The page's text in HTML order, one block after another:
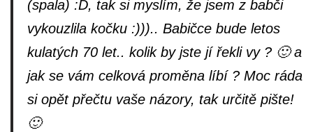
(spala) :D, tak si myslím, že jsem z babči
vykouzlila kočku :))).. Babičce bude letos
kulatých 70 let.. kolik by jste jí řekli vy ? 🙂 a
jak se vám celková proměna líbí ? Moc ráda
si opět přečtu vaše názory, tak určitě pište!
🙂